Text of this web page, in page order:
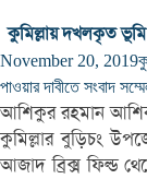
কুমিল্লায় দখলকৃত
November 20, 2019
পাওয়ার দাবীতে সংবাদ
আশিকুর রহমান
কুমিল্লার বুড়িচং
আজাদ ব্রিক্স ফিল্ড